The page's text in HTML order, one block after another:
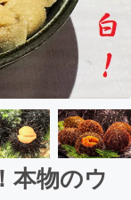
本物のウ